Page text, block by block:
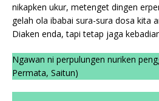
nikapken ukur, metenget dingen
gelah ola ibabai sura-sura dosa kita
Diaken enda, tapi tetap jaga
Ngawan ni perpulungen nuriken
Permata, Saitun)